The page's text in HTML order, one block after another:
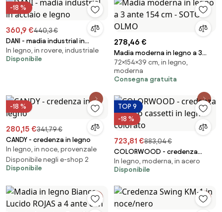
-18 %
360,9 €440,3 €
DANI - madia industrial in
acciaio e legno
In legno, in rovere, industriale
Disponibile
278,46 €
Madia moderna in legno a 3
ante 154 cm - SOTO OLMO
72×154×39 cm, in legno,
moderna
Consegna gratuita
-18 %
280,15 €341,79 €
CANDY - credenza in legno
In legno, in noce, provenzale
Disponibile negli e-shop 2
Disponibile
TOP 9
-18 %
723,81 €883,04 €
COLORWOOD - credenza
quattro cassetti in legno
colorato
In legno, moderna, in acero
Disponibile